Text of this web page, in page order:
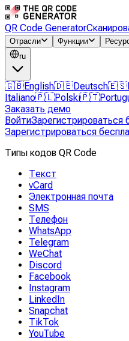
QR Code Generator
Отрасли
Функции
ru
🇬🇧English🇩🇪Deutsch🇪🇸
Italiano🇵🇱Polski🇵🇹
Заказать демо
ВойтиЗарегистрироваться
Зарегистрироваться
Типы кодов QR Code
Текст
vCard
Электронная почта
SMS
Телефон
WhatsApp
Telegram
WeChat
Discord
Facebook
Instagram
LinkedIn
Snapchat
TikTok
YouTube